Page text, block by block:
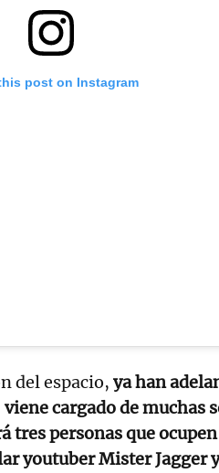
post on Instagram
del espacio, ya han
viene cargado de muchas
tres personas que
youtuber Mister Jagger